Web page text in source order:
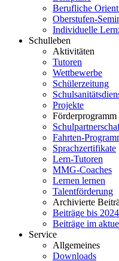
Berufliche
Oberstufen-
Individuelle
Schulleben
Aktivitäten
Tutoren
Wettbewerbe
Schülerzeitung
Projekte
Förderprogramm
Fahrten-
Sprachzertifikate
Lern-Tutoren
MMG-Coaches
Lernen lernen
Talentförderung
Archivierte
Beiträge bis
Beiträge im
Service
Allgemeines
Downloads